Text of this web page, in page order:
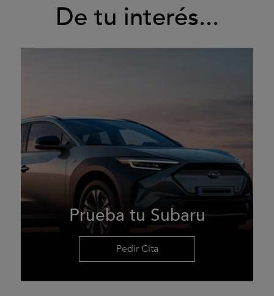
De tu interés...
Prueba tu Subaru
Pedir Cita